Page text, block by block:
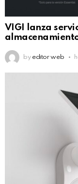
VIGI lanza
by editor web